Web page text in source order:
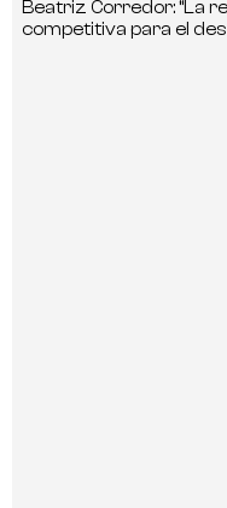
Beatriz Corredor: “La
competitiva para el